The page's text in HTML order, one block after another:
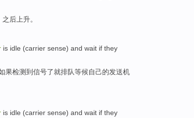
之后 上升。
is idle (carrier sense) and wait if they
果检测到信号了就排队等候自己的发送机
is idle (carrier sense) and wait if they